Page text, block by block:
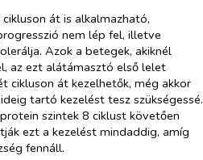
át is alkalmazható,
nem lép fel, illetve
Azok a betegek, akiknél
az ezt alátámasztó első lelet
cikluson át kezelhetők, még akkor
tartó kezelést tesz szükségessé.
szintek 8 ciklust követően
ezt a kezelést mindaddig, amíg
fennáll.